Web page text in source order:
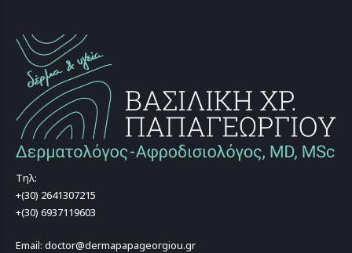
Τηλ:
+(30) 2641307215
+(30) 6937119603
Email: doctor@dermapapageorgiou.gr